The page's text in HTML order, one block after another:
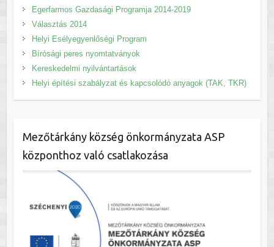
Egerfarmos Gazdasági Programja 2014-2019
Választás 2014
Helyi Esélyegyenlőségi Program
Bírósági peres nyomtatványok
Kereskedelmi nyilvántartások
Helyi építési szabályzat és kapcsolódó anyagok (TAK, TKR)
Mezőtárkány község önkormányzata ASP
központhoz való csatlakozása